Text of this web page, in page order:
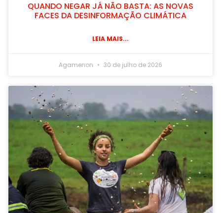
QUANDO NEGAR JÁ NÃO BASTA: AS NOVAS
FACES DA DESINFORMAÇÃO CLIMÁTICA
LEIA MAIS...
Agamenon 30 de julho de 2026